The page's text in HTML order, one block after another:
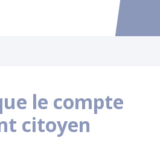
Accéder
le compte
citoyen